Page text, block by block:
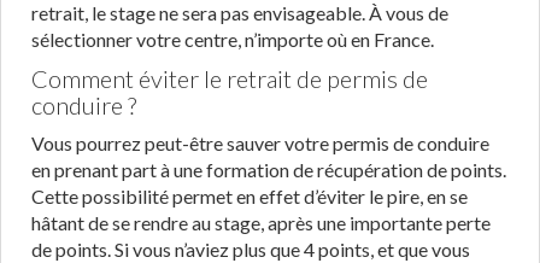
retrait, le stage ne sera pas envisageable. À vous de
sélectionner votre centre, n’importe où en France.
Comment éviter le retrait de permis de
conduire ?
Vous pourrez peut-être sauver votre permis de conduire
en prenant part à une formation de récupération de points.
Cette possibilité permet en effet d’éviter le pire, en se
hâtant de se rendre au stage, après une importante perte
de points. Si vous n’aviez plus que 4 points, et que vous